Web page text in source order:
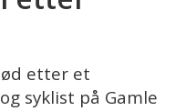
etter et
syklist på Gamle